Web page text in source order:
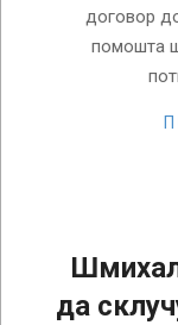
договор
помошта
да